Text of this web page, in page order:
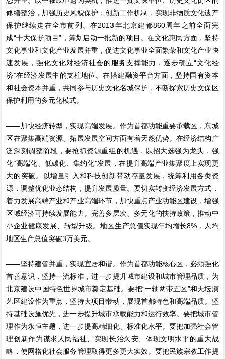
修缮整治，加强历史风貌保护；创新工作机制，实现非物质文化遗产
保护继续走在全市前列。在2013年北京建都860周年之前全面完
成“十大保护项目”，筹划启动一批新的项目。在文化惠民方面，坚持
文化事业和文化产业发展并重，促进文化事业全面繁荣和文化产业快
速发展，强化文化对经济社会的服务支撑能力，逐步确立“文化经
济”在经济发展中的支柱地位。在搭建融资平台方面，坚持国有资本
和社会资本并重，共同参与历史文化名城保护，不断探索历史文保区
保护利用的多元化模式。
——加快经济转型，实现高端发展。作为首都功能重要承载区，东城
区在聚集高端资源、拓展发展空间方面有着天然优势。在经济结构广
泛深刻调整阶段，要抢抓资源重组的机遇，以招大选强为龙头，强
化“高端化、低碳化、集约化”发展，在提升高端产业集聚度上实现更
大的突破。以增量引入和科技创新带动存量发展，统筹利用各类资
源，调整优化业态结构，提升发展质量。要切实转变经济发展方式，
着力发展高端产业和产业高端环节，加快重点产业功能区建设，增强
区域经济可持续发展能力。完善多层次、多元化的扶持政策，推动中
小企业健康发展、转型升级。地区生产总值实现年均增长8%，人均
地区生产总值突破3万美元。
——坚持建管并重，实现宜居和谐。作为首都功能核心区，必须强化
首善意识，坚持一流标准，进一步提升城市建设和城市管理品质，为
北京建设中国特色世界城市奠定基础。要把“一轴两带五区”和天坛演
艺区建设作为重点，坚持大项目带动，展现首都特色和高端品质。坚
持基础设施优先，进一步提升城市承载能力和运行效率。要把城市管
理作为永恒主题，进一步提高精细化、标准化水平。要把加强社会管
理创新作为谋求人民福祉、实现长治久安、体现文明水平的重大战
略，使网格化社会服务管理取得更多更大实效。要把民族宗教工作提